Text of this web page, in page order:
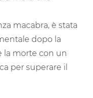
macabra, è stata
dopo la
la morte con un
per superare il